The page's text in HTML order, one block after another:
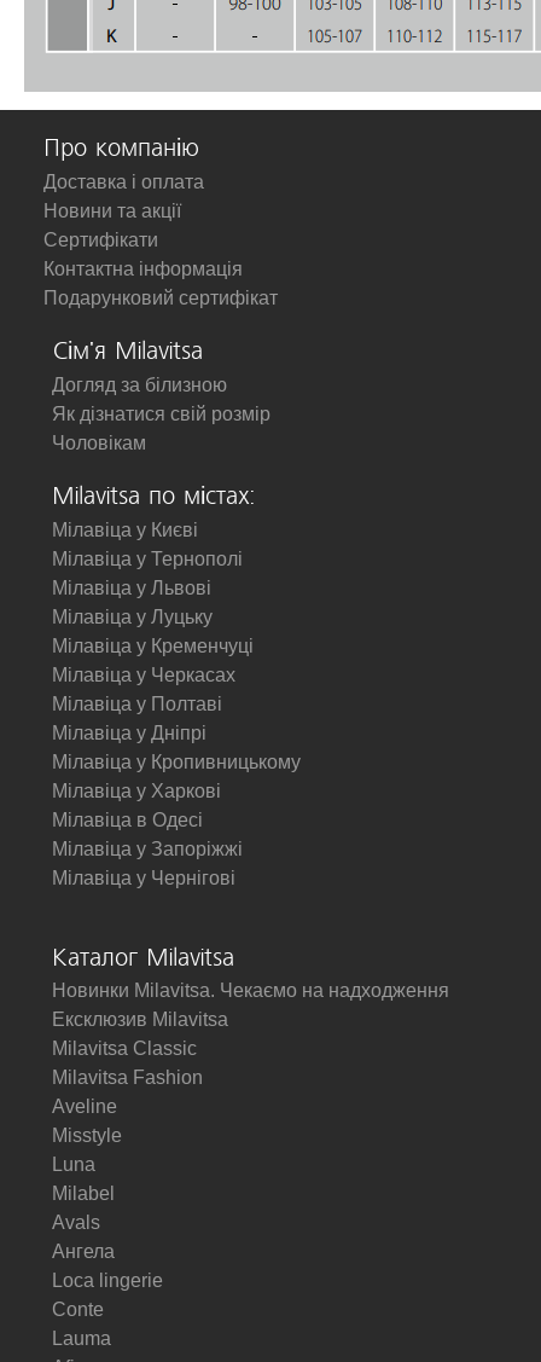
Про компанію
Доставка і оплата
Новини та акції
Сертифікати
Контактна інформація
Подарунковий сертифікат
Сім'я Milavitsa
Догляд за білизною
Як дізнатися свій розмір
Чоловікам
Milavitsa по містах:
Мілавіца у Києві
Мілавіца у Тернополі
Мілавіца у Львові
Мілавіца у Луцьку
Мілавіца у Кременчуці
Мілавіца у Черкасах
Мілавіца у Полтаві
Мілавіца у Дніпрі
Мілавіца у Кропивницькому
Мілавіца у Харкові
Мілавіца в Одесі
Мілавіца у Запоріжжі
Мілавіца у Чернігові
Каталог Milavitsa
Новинки Milavitsa. Чекаємо на надходження
Ексклюзив Milavitsa
Milavitsa Classic
Milavitsa Fashion
Aveline
Misstyle
Luna
Milabel
Avals
Ангела
Loca lingerie
Conte
Lauma